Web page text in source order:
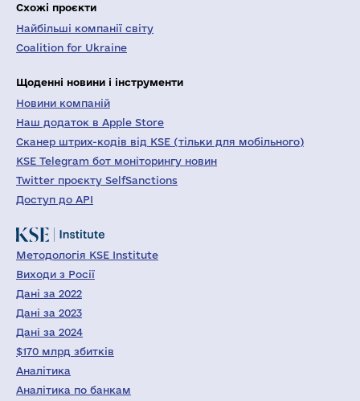
Схожі проєкти
Найбільші компанії світу
Coalition for Ukraine
Щоденні новини і інструменти
Новини компаній
Наш додаток в Apple Store
Сканер штрих-кодів від KSE (тільки для мобільного)
KSE Telegram бот моніторингу новин
Twitter проєкту SelfSanctions
Доступ до API
Методологія KSE Institute
Виходи з Росії
Дані за 2022
Дані за 2023
Дані за 2024
$170 млрд збитків
Аналітика
Аналітика по банкам